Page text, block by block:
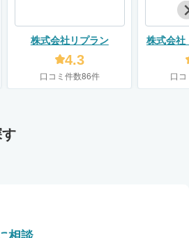
株式会社リプラン
4.3
口コミ件数86件
株式会社
口